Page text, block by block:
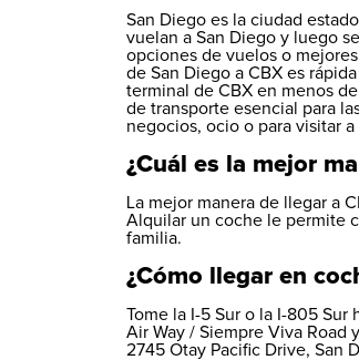
San Diego es la ciudad
vuelan a San Diego y luego
opciones de vuelos o
de San Diego a CBX es
terminal de CBX en menos
de transporte esencial para
negocios, ocio o para visitar a
¿Cuál es la mejor
La mejor manera de llegar a
Alquilar un coche le permite
familia.
¿Cómo llegar en
Tome la I-5 Sur o la I-805
Air Way / Siempre Viva Road
2745 Otay Pacific Drive, San